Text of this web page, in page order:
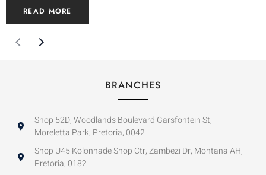
READ MORE
BRANCHES
Shop 52D, Woodlands Boulevard Garsfontein St,
Moreletta Park, Pretoria, 0042
Shop U45 Kolonnade Shop Ctr, Zambezi Dr, Montana AH,
Pretoria, 0182